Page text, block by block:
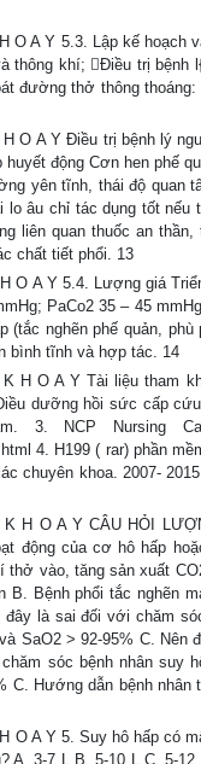
O A Y 5.3. Lập kế hoạch
khí; Điều trị bệnh
đường thở thông
O A Y Điều trị bệnh lý
động Cơn hen phế
yên tĩnh, thái độ quan
âu chỉ tác dụng tốt
liên quan thuốc an
chất tiết phổi. 13
O A Y 5.4. Lượng giá
PaCo2 35 – 45
nghẽn phế quản,
bình tĩnh và hợp tác. 14
H O A Y Tài liệu tham
dưỡng hồi sức cấp
3. NCP Nursing
4. H199 ( rar) phần
chuyên khoa. 2007-
H O A Y CÂU HỎI
động của cơ hô hấp
vào, tăng sản xuất
Bệnh phổi tắc nghẽn
là sai đối với chăm
SaO2 > 92-95% C. Nên
sóc bệnh nhân suy
Hướng dẫn bệnh
A Y 5. Suy hô hấp có
3-7 L B. 5-10 L C. 5-